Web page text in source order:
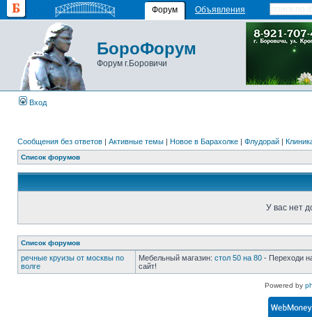
Форум Объявления
БороФорум
Форум г.Боровичи
Вход
Сообщения без ответов | Активные темы | Новое в Барахолке | Флудорай |
Список форумов
У вас нет
Список форумов
речные круизы от москвы по
волге
Мебельный магазин: стол 50 на 80 - Переходи
сайт!
Powered by